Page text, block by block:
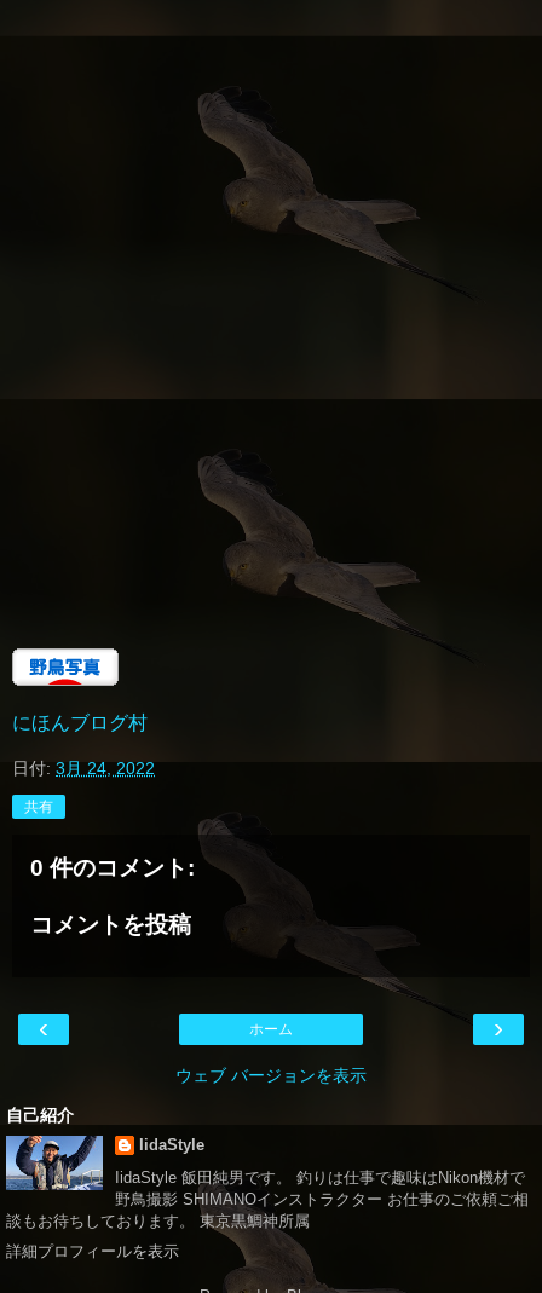
にほんブログ村
日付: 3月 24, 2022
共有
0 件のコメント:
コメントを投稿
‹ ›
ホーム
ウェブ バージョンを表示
自己紹介
IidaStyle
IidaStyle 飯田純男です。 釣りは仕事で趣味はNikon機材で
野鳥撮影 SHIMANOインストラクター お仕事のご依頼ご相
談もお待ちしております。 東京黒鯛神所属
詳細プロフィールを表示